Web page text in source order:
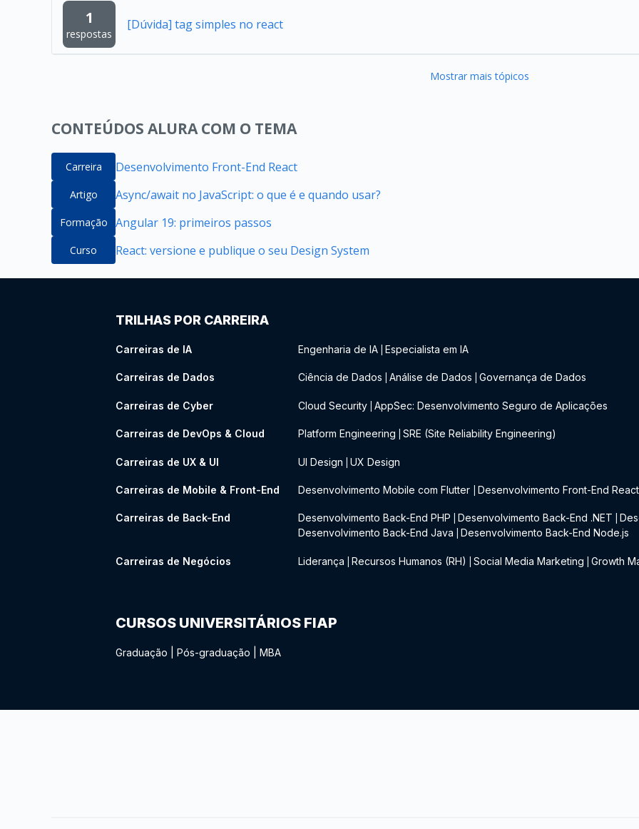
1
respostas
[Dúvida] tag simples no react
Mostrar mais tópicos
CONTEÚDOS ALURA COM O TEMA
Carreira Desenvolvimento Front-End React
Artigo Async/await no JavaScript: o que é e quando usar?
Formação Angular 19: primeiros passos
Curso React: versione e publique o seu Design System
TRILHAS POR CARREIRA
Carreiras de IA Engenharia de IA Especialista em IA
Carreiras de Dados Ciência de Dados Análise de Dados Governança de Dados
Carreiras de Cyber Cloud Security AppSec: Desenvolvimento Seguro de Aplicações
Carreiras de DevOps & Cloud Platform Engineering SRE (Site Reliability Engineering)
Carreiras de UX & UI UI Design UX Design
Carreiras de Mobile & Front-End Desenvolvimento Mobile com Flutter Desenvolvimento Front-End React
Carreiras de Back-End Desenvolvimento Back-End PHP Desenvolvimento Back-End .NET
Desenvolvimento Back-End Java
Desenvolvimento Back-End Node.js
Carreiras de Negócios Liderança Recursos Humanos (RH) Social Media Marketing Growth
CURSOS UNIVERSITÁRIOS FIAP
Graduação Pós-graduação MBA